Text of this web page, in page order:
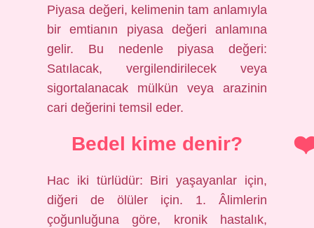
Piyasa değeri, kelimenin tam anlamıyla
bir emtianın piyasa değeri anlamına
gelir. Bu nedenle piyasa değeri:
Satılacak, vergilendirilecek veya
sigortalanacak mülkün veya arazinin
cari değerini temsil eder.
Bedel kime denir?
Hac iki türlüdür: Biri yaşayanlar için,
diğeri de ölüler için. 1. Âlimlerin
çoğunluğuna göre, kronik hastalık,